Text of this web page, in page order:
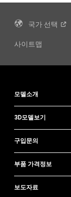
국가 선택
사이트맵
모델소개
3D모델보기
구입문의
부품 가격정보
보도자료